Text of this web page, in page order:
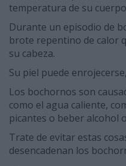
temperatura de su
Durante un episodio de
brote repentino de calor
su cabeza.
Su piel puede
Los bochornos son
como el agua caliente,
picantes o beber alcohol
Trate de evitar estas
desencadenan los